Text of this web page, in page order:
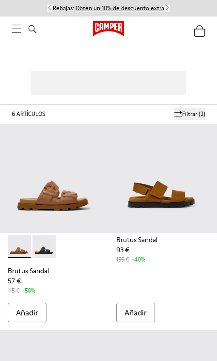
Rebajas: Obtén un 10% de descuento extra
Filtrar(2)
6ARTÍCULOS
Brutus Sandal - K101046-002 - Sandalias sintéticas
Brutus Sandal - K101046-001 - Sandalias sintéticas
Brutus Sandal
57 €
115 € -50%
Añadir
Brutus Sandal
93 €
155 € -40%
Añadir